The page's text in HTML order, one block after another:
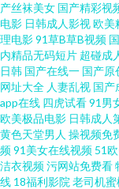
源福利站 美女91视频
码伦理片 91熟女视频
大片 日韩肏逼电影网
草影院限制 丁香伊人
在线长腿 草草影院免
产丝袜美女 国产精彩视
电影 日韩成人影视欧美
理电影91草B草B视频
内精品无码短片 超碰成
日韩 国产在线一 国产原
网址大全 人妻乱视 国产
app在线 四虎试看91男
欧美极品电影 日韩成人
黄色天堂男人 操视频免
频91美女在线视频 51
洁衣视频污网站免费看
线 18福利影院 老司机